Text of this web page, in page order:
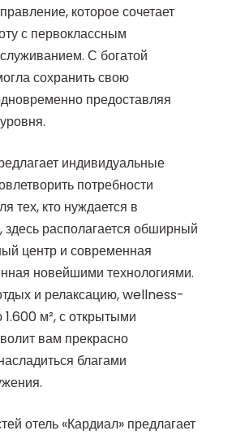
которое сочетает
с первоклассным
С богатой
сохранить свою
предоставляя
индивидуальные
потребности
тех, кто нуждается в
здесь располагается обширный
центр и современная
новейшими технологиями.
и релаксацию, wellness-
м², с открытыми
вам прекрасно
благами
отель «Кардиал» предлагает